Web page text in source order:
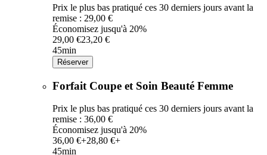
Prix le plus bas pratiqué ces 30 derniers jours avant la
remise : 29,00 €
Économisez jusqu'à 20%
29,00 €23,20 €
45min
Réserver
Forfait Coupe et Soin Beauté Femme
Prix le plus bas pratiqué ces 30 derniers jours avant la
remise : 36,00 €
Économisez jusqu'à 20%
36,00 €+28,80 €+
45min